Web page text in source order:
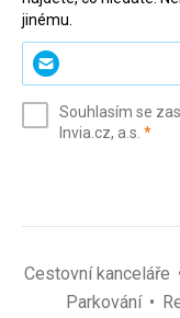
jinému.
Zadejte
svůj
(povinné)
Souhlasím se
Invia.cz, a.s. *
Cestovní kanceláře
Parkování